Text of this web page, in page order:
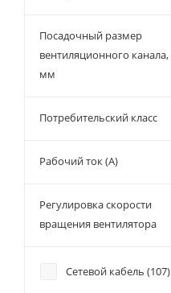
Посадочный размер
вентиляционного канала,
мм
Потребительский класс
Рабочий ток (А)
Регулировка скорости
вращения вентилятора
Сетевой кабель (107)